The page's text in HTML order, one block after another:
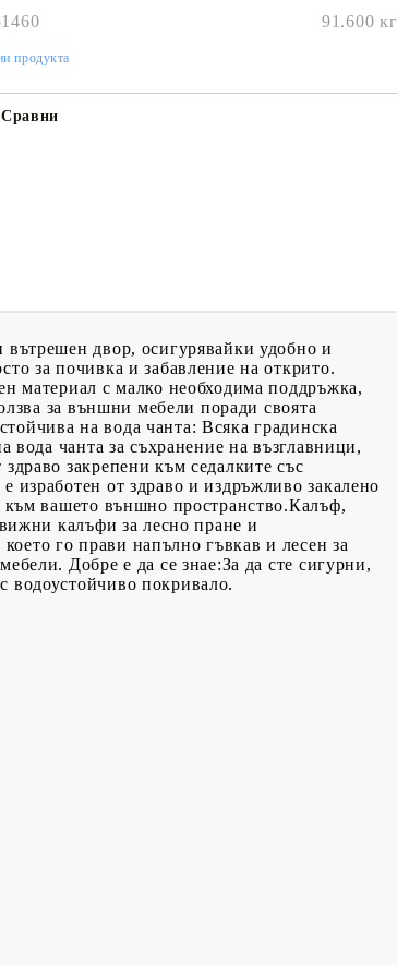
91.600 кг
продукта
Сравни
двор, осигурявайки удобно и
за почивка и забавление на открито.
материал с малко необходима поддръжка,
за външни мебели поради своята
на вода чанта: Всяка градинска
вода чанта за съхранение на възглавници,
закрепени към седалките със
изработен от здраво и издръжливо закалено
към вашето външно пространство.Калъф,
калъфи за лесно пране и
го прави напълно гъвкав и лесен за
Добре е да се знае:За да сте сигурни,
водоустойчиво покривало.